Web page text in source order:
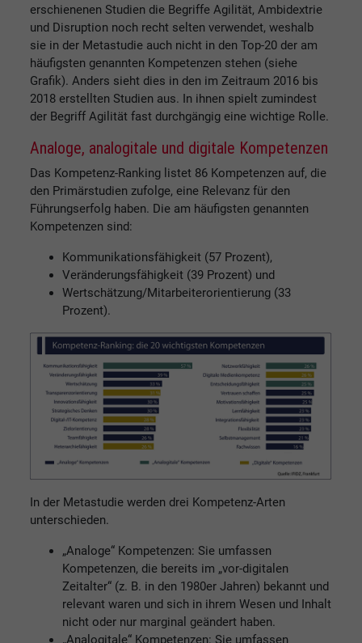
erschienenen Studien die Begriffe Agilität, Ambidextrie
und Disruption noch recht selten verwendet, weshalb
sie in der Metastudie auch nicht in den Top-20 der am
häufigsten genannten Kompetenzen stehen (siehe
Grafik). Anders sieht dies in den im Zeitraum 2016 bis
2018 erstellten Studien aus. In ihnen spielt zumindest
der Begriff Agilität fast durchgängig eine wichtige Rolle.
Analoge, analogitale und digitale Kompetenzen
Das Kompetenz-Ranking listet 86 Kompetenzen auf, die
den Primärstudien zufolge, eine Relevanz für den
Führungserfolg haben. Die am häufigsten genannten
Kompetenzen sind:
Kommunikationsfähigkeit (57 Prozent),
Veränderungsfähigkeit (39 Prozent) und
Wertschätzung/Mitarbeiterorientierung (33
Prozent).
In der Metastudie werden drei Kompetenz-Arten
unterschieden.
„Analoge“ Kompetenzen: Sie umfassen
Kompetenzen, die bereits im „vor-digitalen
Zeitalter“ (z. B. in den 1980er Jahren) bekannt und
relevant waren und sich in ihrem Wesen und Inhalt
nicht oder nur marginal geändert haben.
„Analogitale“ Kompetenzen: Sie umfassen